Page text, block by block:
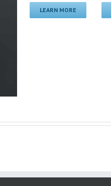
LEARN MORE